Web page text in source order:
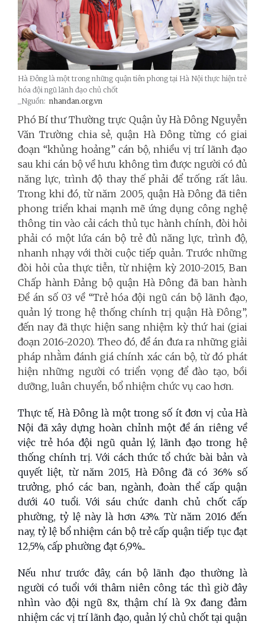
Hà Đông là một trong những quận tiên phong tại Hà Nội thực hiện trẻ
hóa đội ngũ lãnh đạo chủ chốt
_Nguồn: nhandan.org.vn
Phó Bí thư Thường trực Quận ủy Hà Đông Nguyễn
Văn Trường chia sẻ, quận Hà Đông từng có giai
đoạn “khủng hoảng” cán bộ, nhiều vị trí lãnh đạo
sau khi cán bộ về hưu không tìm được người có đủ
năng lực, trình độ thay thế phải để trống rất lâu.
Trong khi đó, từ năm 2005, quận Hà Đông đã tiên
phong triển khai mạnh mẽ ứng dụng công nghệ
thông tin vào cải cách thủ tục hành chính, đòi hỏi
phải có một lứa cán bộ trẻ đủ năng lực, trình độ,
nhanh nhạy với thời cuộc tiếp quản. Trước những
đòi hỏi của thực tiễn, từ nhiệm kỳ 2010-2015, Ban
Chấp hành Đảng bộ quận Hà Đông đã ban hành
Đề án số 03 về “Trẻ hóa đội ngũ cán bộ lãnh đạo,
quản lý trong hệ thống chính trị quận Hà Đông”,
đến nay đã thực hiện sang nhiệm kỳ thứ hai (giai
đoạn 2016-2020). Theo đó, đề án đưa ra những giải
pháp nhằm đánh giá chính xác cán bộ, từ đó phát
hiện những người có triển vọng để đào tạo, bồi
dưỡng, luân chuyển, bổ nhiệm chức vụ cao hơn.
Thực tế, Hà Đông là một trong số ít đơn vị của Hà
Nội đã xây dựng hoàn chỉnh một đề án riêng về
việc trẻ hóa đội ngũ quản lý, lãnh đạo trong hệ
thống chính trị. Với cách thức tổ chức bài bản và
quyết liệt, từ năm 2015, Hà Đông đã có 36% số
trưởng, phó các ban, ngành, đoàn thể cấp quận
dưới 40 tuổi. Với sáu chức danh chủ chốt cấp
phường, tỷ lệ này là hơn 43%. Từ năm 2016 đến
nay, tỷ lệ bổ nhiệm cán bộ trẻ cấp quận tiếp tục đạt
12,5%, cấp phường đạt 6,9%...
Nếu như trước đây, cán bộ lãnh đạo thường là
người có tuổi với thâm niên công tác thì giờ đây
nhìn vào đội ngũ 8x, thậm chí là 9x đang đảm
nhiệm các vị trí lãnh đạo, quản lý chủ chốt tại quận